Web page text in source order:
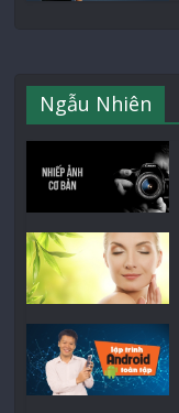
Ngẫu Nhiên